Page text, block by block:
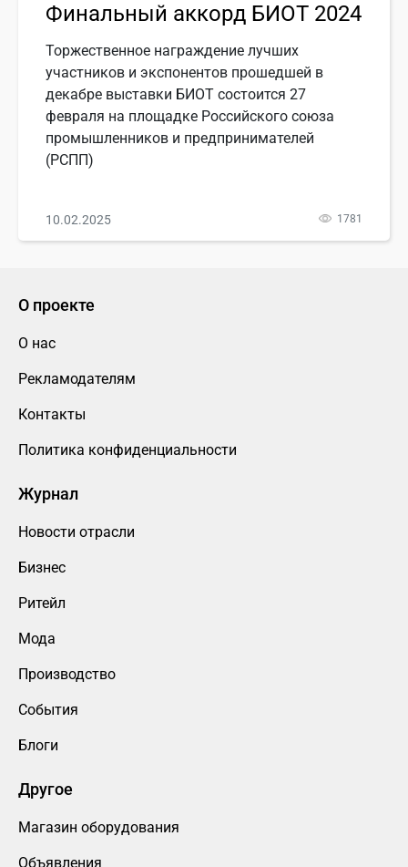
Финальный аккорд БИОТ 2024
Торжественное награждение лучших
участников и экспонентов прошедшей в
декабре выставки БИОТ состоится 27
февраля на площадке Российского союза
промышленников и предпринимателей
(РСПП)
10.02.2025 1781
О проекте
О нас
Рекламодателям
Контакты
Политика конфиденциальности
Журнал
Новости отрасли
Бизнес
Ритейл
Мода
Производство
События
Блоги
Другое
Магазин оборудования
Объявления